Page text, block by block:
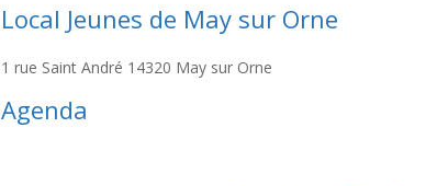
Local Jeunes de May sur Orne
1 rue Saint André 14320 May sur Orne
Agenda